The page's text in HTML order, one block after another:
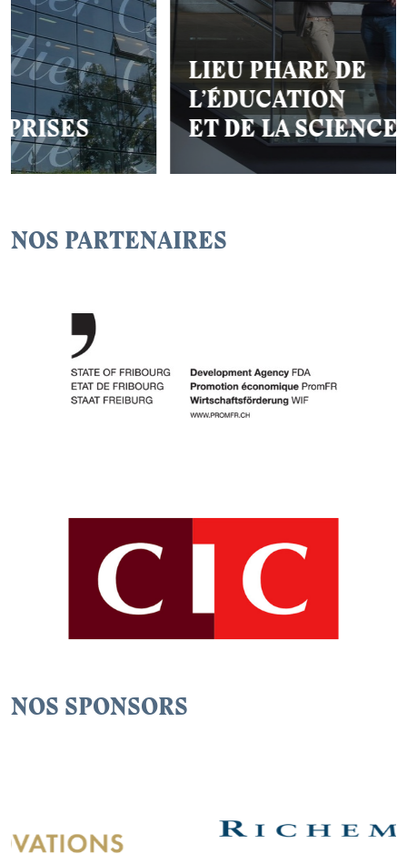
LIEU PHARE DE
L’ÉDUCATION
ET DE LA SCIENCE
NOS PARTENAIRES
NOS SPONSORS